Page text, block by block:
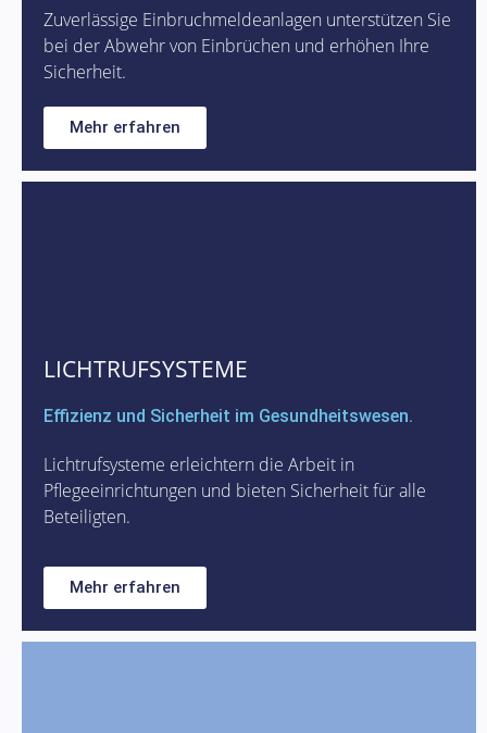
Zuverlässige Einbruchmeldeanlagen unterstützen Sie
bei der Abwehr von Einbrüchen und erhöhen Ihre
Sicherheit.
Mehr erfahren
LICHTRUFSYSTEME
Effizienz und Sicherheit im Gesundheitswesen.
Lichtrufsysteme erleichtern die Arbeit in
Pflegeeinrichtungen und bieten Sicherheit für alle
Beteiligten.
Mehr erfahren